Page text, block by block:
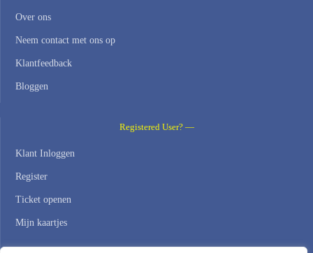
Over ons
Neem contact met ons op
Klantfeedback
Bloggen
Registered User? —
Klant Inloggen
Register
Ticket openen
Mijn kaartjes